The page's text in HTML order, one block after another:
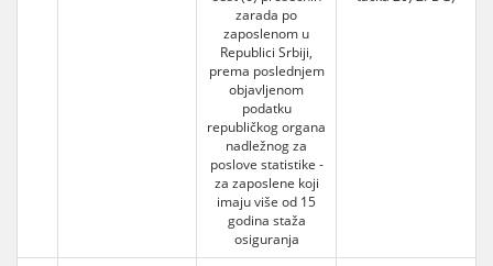
zarada po
zaposlenom u
Republici Srbiji,
prema poslednjem
objavljenom
podatku
republičkog organa
nadležnog za
poslove statistike -
za zaposlene koji
imaju više od 15
godina staža
osiguranja